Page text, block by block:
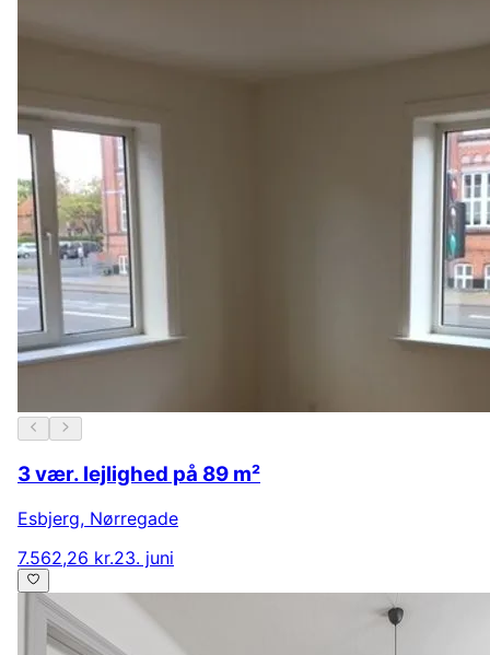
3 vær. lejlighed på 89 m²
Esbjerg, Nørregade
7.562,26 kr.23. juni